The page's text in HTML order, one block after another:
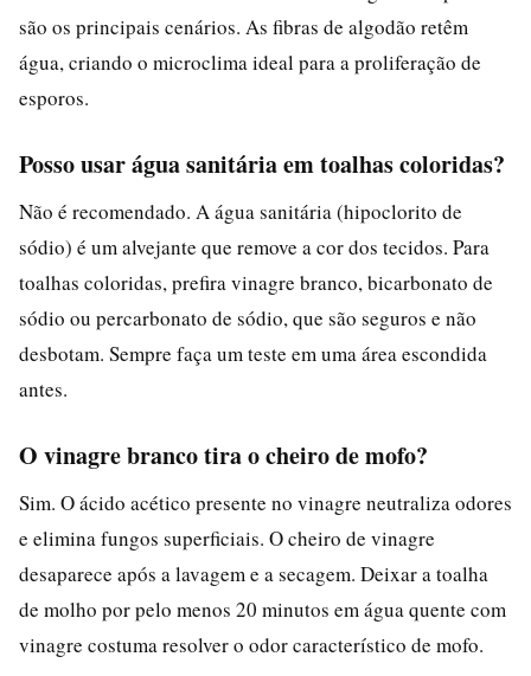
são os principais cenários. As fibras de algodão retêm
água, criando o microclima ideal para a proliferação de
esporos.
Posso usar água sanitária em toalhas coloridas?
Não é recomendado. A água sanitária (hipoclorito de
sódio) é um alvejante que remove a cor dos tecidos. Para
toalhas coloridas, prefira vinagre branco, bicarbonato de
sódio ou percarbonato de sódio, que são seguros e não
desbotam. Sempre faça um teste em uma área escondida
antes.
O vinagre branco tira o cheiro de mofo?
Sim. O ácido acético presente no vinagre neutraliza odores
e elimina fungos superficiais. O cheiro de vinagre
desaparece após a lavagem e a secagem. Deixar a toalha
de molho por pelo menos 20 minutos em água quente com
vinagre costuma resolver o odor característico de mofo.